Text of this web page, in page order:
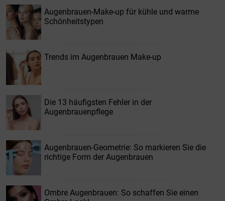
Augenbrauen-Make-up für kühle und warme
Schönheitstypen
Trends im Augenbrauen Make-up
Die 13 häufigsten Fehler in der
Augenbrauenpflege
Augenbrauen-Geometrie: So markieren Sie die
richtige Form der Augenbrauen
Ombre Augenbrauen: So schaffen Sie einen